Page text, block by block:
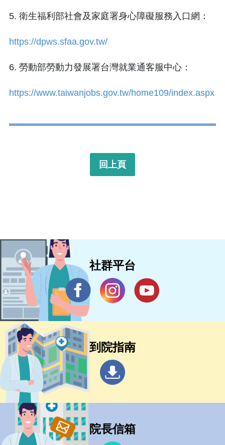
5. 衛生福利部社會及家庭署身心障礙服務入口網：
https://dpws.sfaa.gov.tw/
6. 勞動部勞動力發展署台灣就業通客服中心：
https://www.taiwanjobs.gov.tw/home109/index.aspx
回上頁
社群平台
到院指南
院長信箱